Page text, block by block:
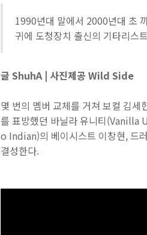
1990년대 말에서 2000년대 초
귀에 도청장치 출신의 기타리스
글 ShuhA | 사진제공 Wild Side
몇 번의 멤버 교체를 거쳐 보컬 김
를 표방했던 바닐라 유니티(Vanilla
o Indian)의 베이시스트 이창현, 드
결성한다.